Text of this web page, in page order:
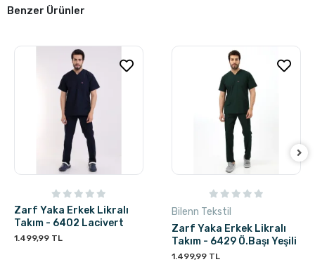
Benzer Ürünler
Zarf Yaka Erkek Likralı
Takım - 6402 Lacivert
1.499,99 TL
Bilenn Tekstil
Zarf Yaka Erkek Likralı
Takım - 6429 Ö.Başı Yeşili
1.499,99 TL